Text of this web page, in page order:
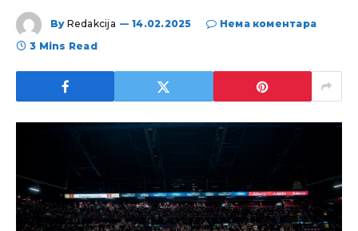
By Redakcija 14.02.2025
Нема коментара
3 Mins Read